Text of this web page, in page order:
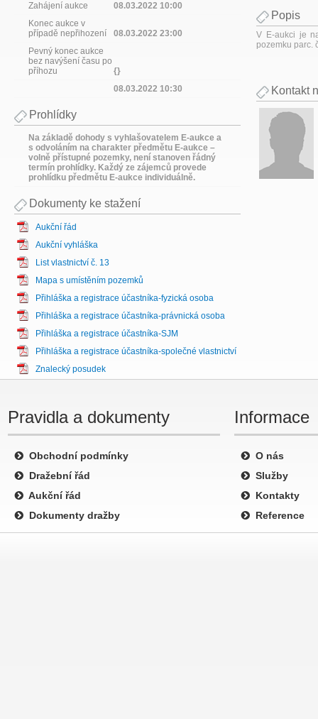
Zahájení aukce
08.03.2022 10:00
Konec aukce v
případě nepřihození
08.03.2022 23:00
Pevný konec aukce
bez navýšení času po
příhozu
{}
08.03.2022 10:30
Prohlídky
Na základě dohody s vyhlašovatelem E-aukce a
s odvoláním na charakter předmětu E-aukce –
volně přístupné pozemky, není stanoven řádný
termín prohlídky. Každý ze zájemců provede
prohlídku předmětu E-aukce individuálně.
Dokumenty ke stažení
Aukční řád
Aukční vyhláška
List vlastnictví č. 13
Mapa s umístěním pozemků
Přihláška a registrace účastníka-fyzická osoba
Přihláška a registrace účastníka-právnická osoba
Přihláška a registrace účastníka-SJM
Přihláška a registrace účastníka-společné vlastnictví
Znalecký posudek
Popis
V E-aukci je
pozemku parc.
Kontakt
Pravidla a dokumenty
Obchodní podmínky
Dražební řád
Aukční řád
Dokumenty dražby
Informace
O nás
Služby
Kontakty
Reference